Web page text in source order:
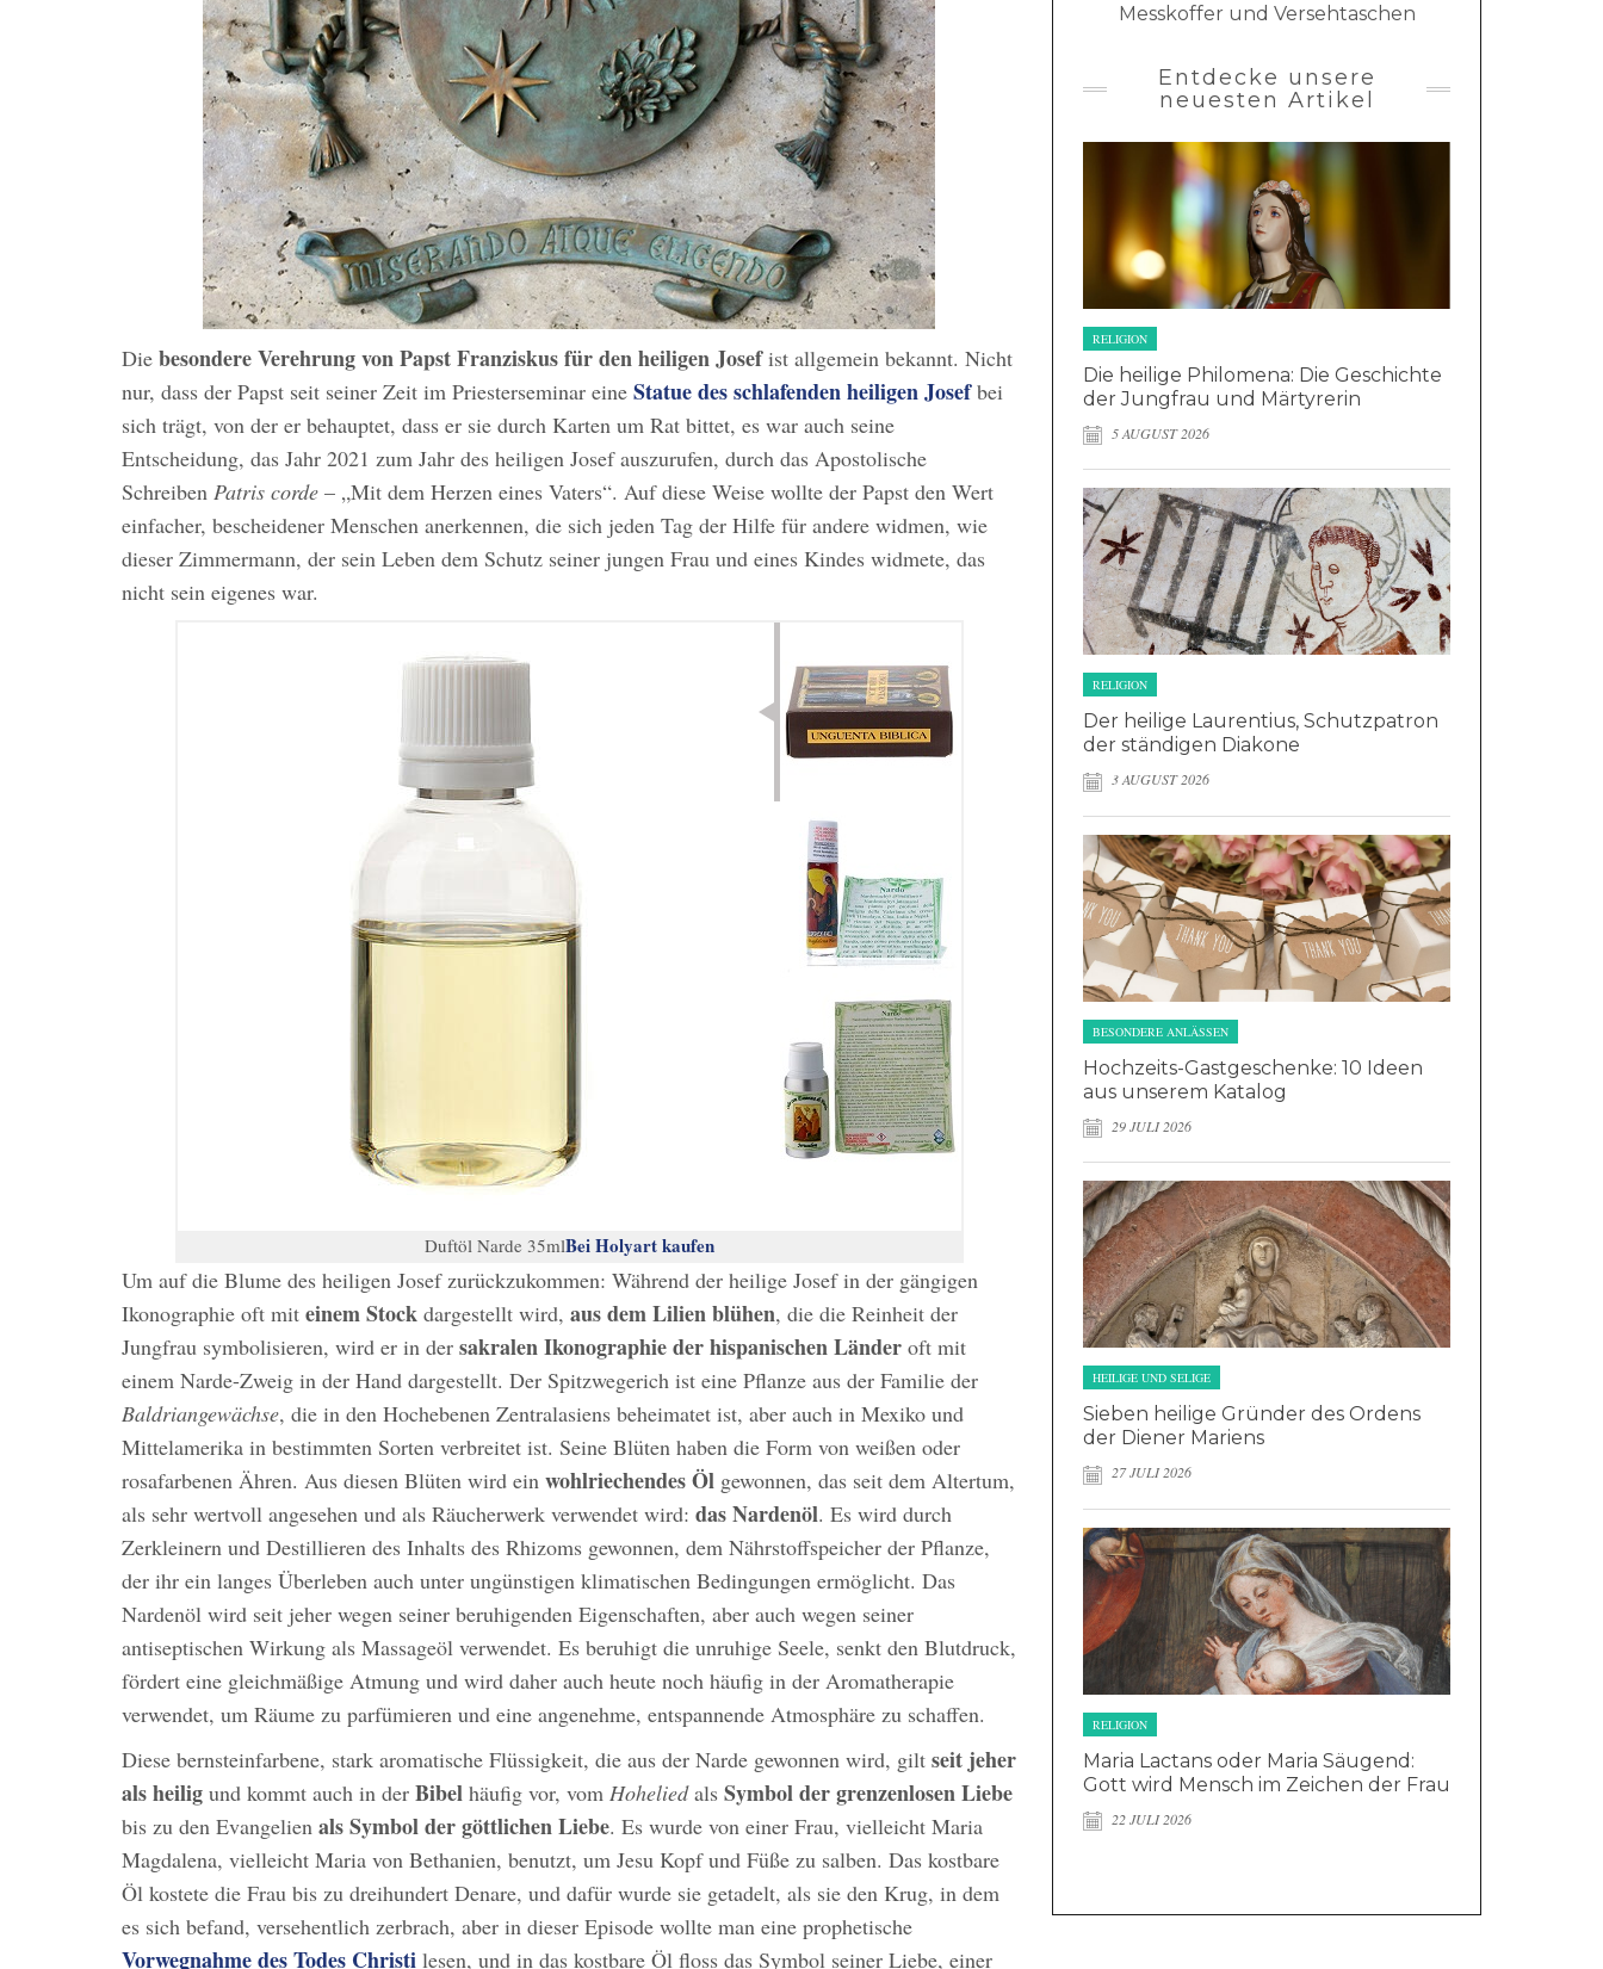
Die besondere Verehrung von Papst Franziskus für den heiligen Josefist allgemein bekannt. Nicht
nur, dass der Papst seit seiner Zeit im Priesterseminar eine Statue des schlafenden heiligen Josefbei
sich trägt, von der er behauptet, dass er sie durch Karten um Rat bittet, es war auch seine
Entscheidung, das Jahr 2021 zum Jahr des heiligen Josef auszurufen, durch das Apostolische
Schreiben Patris corde – „Mit dem Herzen eines Vaters“. Auf diese Weise wollte der Papst den Wert
einfacher, bescheidener Menschen anerkennen, die sich jeden Tag der Hilfe für andere widmen, wie
dieser Zimmermann, der sein Leben dem Schutz seiner jungen Frau und eines Kindes widmete, das
nicht sein eigenes war.
Duftöl Narde 35mlBei Holyart kaufen
Um auf die Blume des heiligen Josef zurückzukommen: Während der heilige Josef in der gängigen
Ikonographie oft mit einem Stock dargestellt wird, aus dem Lilien blühen, die die Reinheit der
Jungfrau symbolisieren, wird er in der sakralen Ikonographie der hispanischen Länder oft mit
einem Narde-Zweig in der Hand dargestellt. Der Spitzwegerich ist eine Pflanze aus der Familie der
Baldriangewächse, die in den Hochebenen Zentralasiens beheimatet ist, aber auch in Mexiko und
Mittelamerika in bestimmten Sorten verbreitet ist. Seine Blüten haben die Form von weißen oder
rosafarbenen Ähren. Aus diesen Blüten wird ein wohlriechendes Öl gewonnen, das seit dem Altertum,
als sehr wertvoll angesehen und als Räucherwerk verwendet wird: das Nardenöl. Es wird durch
Zerkleinern und Destillieren des Inhalts des Rhizoms gewonnen, dem Nährstoffspeicher der Pflanze,
der ihr ein langes Überleben auch unter ungünstigen klimatischen Bedingungen ermöglicht. Das
Nardenöl wird seit jeher wegen seiner beruhigenden Eigenschaften, aber auch wegen seiner
antiseptischen Wirkung als Massageöl verwendet. Es beruhigt die unruhige Seele, senkt den Blutdruck,
fördert eine gleichmäßige Atmung und wird daher auch heute noch häufig in der Aromatherapie
verwendet, um Räume zu parfümieren und eine angenehme, entspannende Atmosphäre zu schaffen.
Diese bernsteinfarbene, stark aromatische Flüssigkeit, die aus der Narde gewonnen wird, gilt seit jeher
als heilig und kommt auch in der Bibel häufig vor, vom Hoheliedals Symbol der grenzenlosen Liebe
bis zu den Evangelien als Symbol der göttlichen Liebe. Es wurde von einer Frau, vielleicht Maria
Magdalena, vielleicht Maria von Bethanien, benutzt, um Jesu Kopf und Füße zu salben. Das kostbare
Öl kostete die Frau bis zu dreihundert Denare, und dafür wurde sie getadelt, als sie den Krug, in dem
es sich befand, versehentlich zerbrach, aber in dieser Episode wollte man eine prophetische
Vorwegnahme des Todes Christi lesen, und in das kostbare Öl floss das Symbol seiner Liebe, einer
Messkoffer und Versehtaschen
Entdecke unsere
neuesten Artikel
RELIGION
Die heilige Philomena: Die Geschichte
der Jungfrau und Märtyrerin
5 AUGUST 2026
RELIGION
Der heilige Laurentius, Schutzpatron
der ständigen Diakone
3 AUGUST 2026
BESONDERE ANLÄSSEN
Hochzeits-Gastgeschenke: 10 Ideen
aus unserem Katalog
29 JULI 2026
HEILIGE UND SELIGE
Sieben heilige Gründer des Ordens
der Diener Mariens
27 JULI 2026
RELIGION
Maria Lactans oder Maria Säugend:
Gott wird Mensch im Zeichen der Frau
22 JULI 2026